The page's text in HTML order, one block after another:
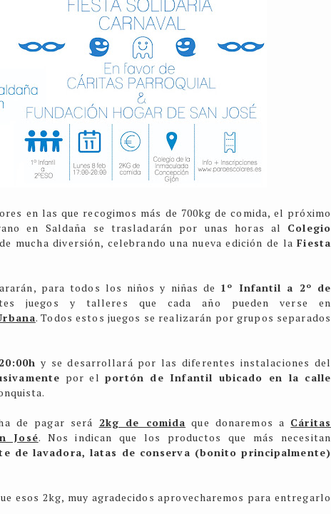
en las que recogimos más de 700kg de comida, el próximo
en Saldaña se trasladarán por unas horas al Colegio
mucha diversión, celebrando una nueva edición de laFiesta
para todos los niños y niñas de 1º Infantil a 2º de
juegos y talleres que cada año pueden verse en
. Todos estos juegos se realizarán por grupos separados
y se desarrollará por las diferentes instalaciones del
por elportón de Infantil ubicado en la calle
de pagar será 2kg de comida que donaremos a Cáritas
José. Nos indican que los productos que más necesitan
de lavadora, latas de conserva (bonito principalmente)
esos 2kg, muy agradecidos aprovecharemos para entregarlo